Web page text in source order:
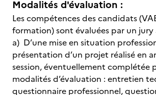
Modalités d'évaluation :
Les compétences des candidats
formation) sont évaluées par un jury
a) D’une mise en situation
présentation d’un projet réalisé en
session, éventuellement complétée
modalités d’évaluation : entretien
questionnaire professionnel,